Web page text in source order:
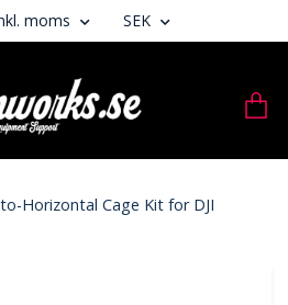
moms SEK
Horizontal Cage Kit for DJI